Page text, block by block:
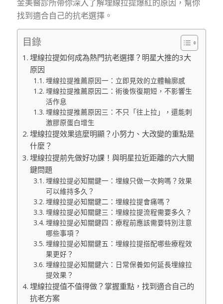
金美醫診所帶你深入了解埋線拉提爆紅的原因，幫你
找到適合自己的抗老選擇。
目錄
埋線拉提如何成為熱門抗老選擇？明星大推的3大
原因
埋線拉提推薦原因一：立即見效的立體輪廓感
埋線拉提推薦原因二：術後恢復期短，不影響生
活作息
埋線拉提推薦原因三：不只「往上拉」，還能刺
激膠原蛋白增生
埋線拉提效果這麼明顯？小努力、大改變的重點是
什麼？
埋線拉提前先做好功課！與明星拉近距離的六大關
鍵問題
埋線拉提必知關鍵一：埋線只做一次夠嗎？效果
可以維持多久？
埋線拉提必知關鍵二：埋線拉提會痛嗎？
埋線拉提必知關鍵三：埋線拉提流程需要多久？
埋線拉提必知關鍵四：療程前應該需要特別注意
哪些事項？
埋線拉提必知關鍵五：埋線拉提搭配哪些療程效
果更好？
埋線拉提必知關鍵六：日常保養如何延長埋線拉
提效果？
埋線拉提值不值得做？掌握重點，找到適合自己的
抗老方案